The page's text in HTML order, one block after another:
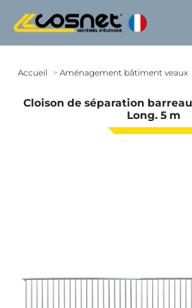
Accueil Aménagement bâtiment veaux
Cloison de séparation
Long. 5 m